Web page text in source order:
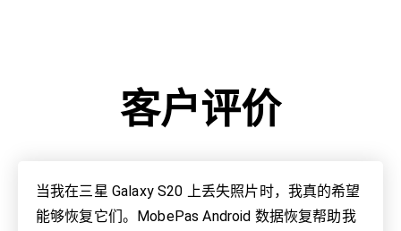
客户评价
当我在三星 Galaxy S20 上丢失照片时，我真的希望
能够恢复它们。MobePas Android 数据恢复帮助我